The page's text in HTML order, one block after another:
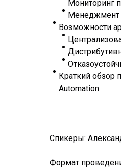
Мониторинг
Менеджмент
Возможности
Краткий обзор
Automation
Спикеры:
Формат